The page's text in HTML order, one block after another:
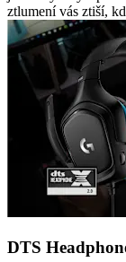
ztlumení vás ztiší,
DTS